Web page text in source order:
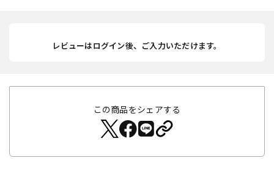
レビューはログイン後、ご入力いただけます。
この商品をシェアする